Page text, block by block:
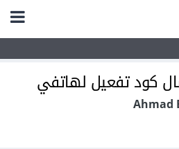
كود تفعيل لهاتفي